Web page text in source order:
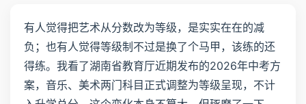
有人觉得把艺术从分数改为等级，是实实在在的减
负；也有人觉得等级制不过是换了个马甲，该练的还
得练。我看了湖南省教育厅近期发布的2026年中考方
案，音乐、美术两门科目正式调整为等级呈现，不计